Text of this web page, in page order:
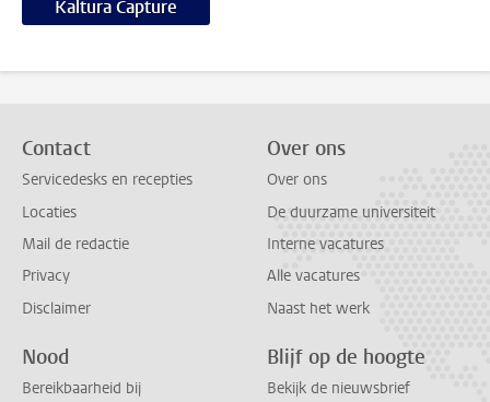
Kaltura Capture
Contact
Servicedesks en recepties
Locaties
Mail de redactie
Privacy
Disclaimer
Over ons
Over ons
De duurzame universiteit
Interne vacatures
Alle vacatures
Naast het werk
Nood
Bereikbaarheid bij
Blijf op de hoogte
Bekijk de nieuwsbrief